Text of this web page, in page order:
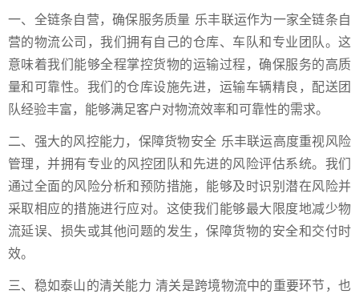
一、全链条自营，确保服务质量 乐丰联运作为一家全链条自
营的物流公司，我们拥有自己的仓库、车队和专业团队。这
意味着我们能够全程掌控货物的运输过程，确保服务的高质
量和可靠性。我们的仓库设施先进，运输车辆精良，配送团
队经验丰富，能够满足客户对物流效率和可靠性的需求。
二、强大的风控能力，保障货物安全 乐丰联运高度重视风险
管理，并拥有专业的风控团队和先进的风险评估系统。我们
通过全面的风险分析和预防措施，能够及时识别潜在风险并
采取相应的措施进行应对。这使我们能够最大限度地减少物
流延误、损失或其他问题的发生，保障货物的安全和交付时
效。
三、稳如泰山的清关能力 清关是跨境物流中的重要环节，也